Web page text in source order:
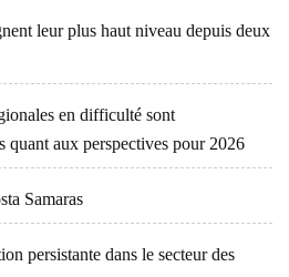
leur plus haut niveau depuis deux
en difficulté sont
quant aux perspectives pour 2026
Samaras
persistante dans le secteur des